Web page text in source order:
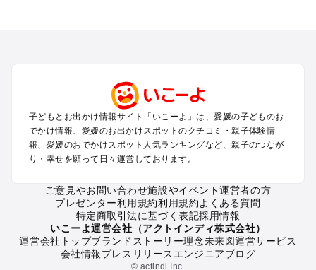
西条・新居浜・東予・石鎚山のプールお出かけ
愛媛の定番お出かけスポット
愛媛の遊園地
愛媛の動物園
愛媛の釣り
愛媛の牧場
愛媛のプール
愛媛のアスレチック
愛媛の公園・総合公園
子どもとお出かけ情報サイト「いこーよ」は、愛媛の子どものお
でかけ情報、愛媛のお出かけスポットのクチコミ・親子体験情
報、愛媛のおでかけスポット人気ランキングなど、親子のつなが
り・幸せを願って日々運営しております。
ご意見やお問い合わせ施設やイベント運営者の方
プレゼンター利用規約利用規約よくある質問
特定商取引法に基づく表記採用情報
いこーよ運営会社（アクトインディ株式会社）
運営会社トップブランドストーリー理念未来図運営サービス
会社情報プレスリリース エンジニアブログ
© actindi Inc.